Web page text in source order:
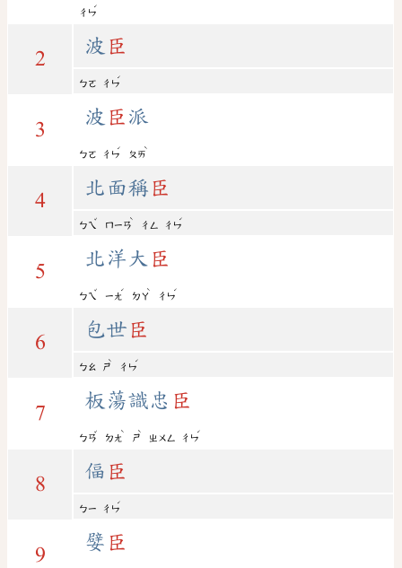
ㄔㄣ
ˊ
2
波 臣
ㄅㄛ ㄔㄣ
ˊ
3
波 臣 派
ㄅㄛ ㄔㄣ
ˊ
ㄆㄞ
ˋ
4
北面稱 臣
ㄅㄟ
ˇ
ㄇㄧㄢ
ˋ
ㄔㄥ ㄔㄣ
ˊ
5
北洋大 臣
ㄅㄟ
ˇ
ㄧㄤ
ˊ
ㄉㄚ
ˋ
ㄔㄣ
ˊ
6
包世 臣
ㄅㄠ ㄕ
ˋ
ㄔㄣ
ˊ
7
板蕩識忠 臣
ㄅㄢ
ˇ
ㄉㄤ
ˋ
ㄕ
ˋ
ㄓㄨㄥ ㄔㄣ
ˊ
8
偪 臣
ㄅㄧ ㄔㄣ
ˊ
9
嬖 臣